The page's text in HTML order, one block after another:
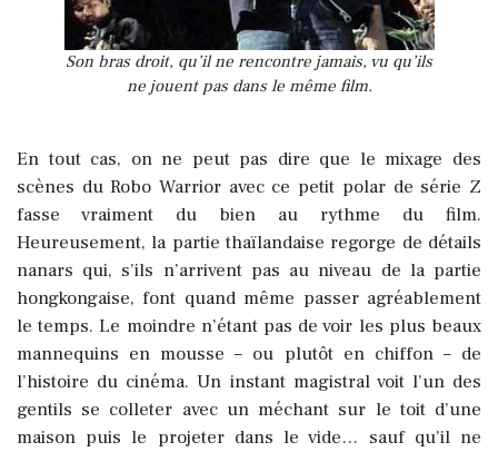
Son bras droit, qu’il ne rencontre jamais, vu qu’ils
ne jouent pas dans le même film.
En tout cas, on ne peut pas dire que le mixage des
scènes du Robo Warrior avec ce petit polar de série Z
fasse vraiment du bien au rythme du film.
Heureusement, la partie thaïlandaise regorge de détails
nanars qui, s’ils n’arrivent pas au niveau de la partie
hongkongaise, font quand même passer agréablement
le temps. Le moindre n’étant pas de voir les plus beaux
mannequins en mousse – ou plutôt en chiffon – de
l’histoire du cinéma. Un instant magistral voit l’un des
gentils se colleter avec un méchant sur le toit d’une
maison puis le projeter dans le vide… sauf qu’il ne